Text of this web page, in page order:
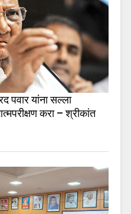
यांना सल्ला
करा – श्रीकांत